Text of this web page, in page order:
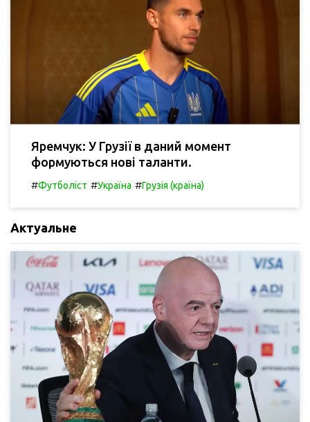
Яремчук: У Грузії в даний момент
формуються нові таланти.
#Футболіст #Україна #Грузія (країна)
Актуальне